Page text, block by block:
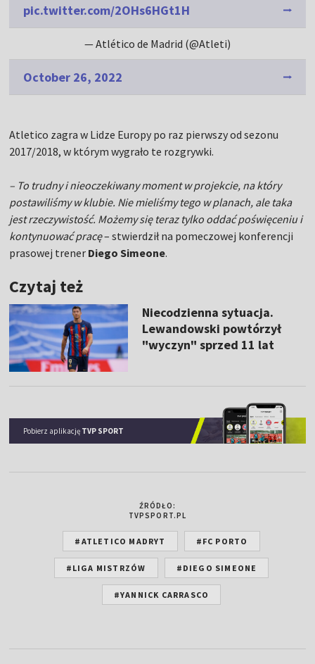
pic.twitter.com/2OHs6HGt1H
— Atlético de Madrid (@Atleti)
October 26, 2022
Atletico zagra w Lidze Europy po raz pierwszy od sezonu
2017/2018, w którym wygrało te rozgrywki.
– To trudny i nieoczekiwany moment w projekcie, na który
postawiliśmy w klubie. Nie mieliśmy tego w planach, ale taka
jest rzeczywistość. Możemy się teraz tylko oddać poświęceniu i
kontynuować pracę– stwierdził na pomeczowej konferencji
prasowej trener Diego Simeone.
Czytaj też
Niecodzienna sytuacja.
Lewandowski powtórzył
"wyczyn" sprzed 11 lat
Pobierz aplikację TVP SPORT
ŹRÓDŁO:
TVPSPORT.PL
#ATLETICO MADRYT #FC PORTO
#LIGA MISTRZÓW #DIEGO SIMEONE
#YANNICK CARRASCO